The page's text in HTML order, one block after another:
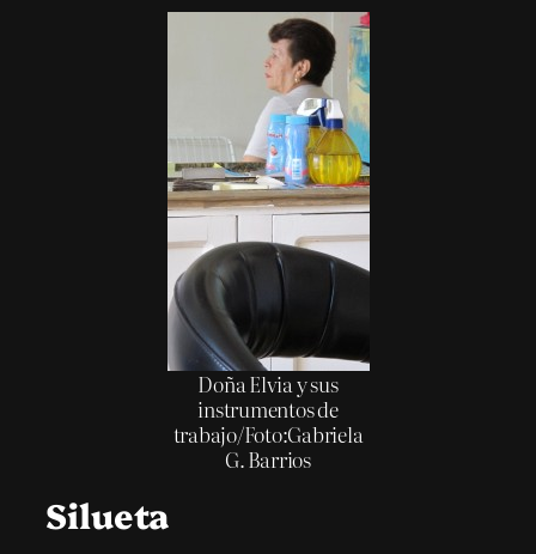
Doña Elvia y sus
instrumentos de
trabajo/Foto:Gabriela
G. Barrios
Silueta